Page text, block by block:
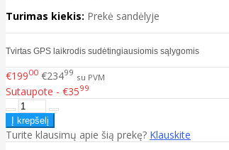
Turimas kiekis: Prekė sandėlyje
Tvirtas GPS laikrodis sudėtingiausiomis sąlygomis
€19900 €23499 su PVM
Sutaupote - €3599
Turite klausimų apie šią prekę? Klauskite